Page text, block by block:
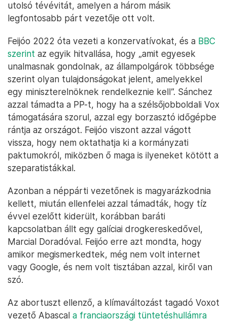
utolsó tévévitát, amelyen a három másik
legfontosabb párt vezetője ott volt.
Feijóo 2022 óta vezeti a konzervatívokat, és a BBC
szerint az egyik hitvallása, hogy „amit egyesek
unalmasnak gondolnak, az állampolgárok többsége
szerint olyan tulajdonságokat jelent, amelyekkel
egy miniszterelnöknek rendelkeznie kell”. Sánchez
azzal támadta a PP-t, hogy ha a szélsőjobboldali Vox
támogatására szorul, azzal egy borzasztó időgépbe
rántja az országot. Feijóo viszont azzal vágott
vissza, hogy nem oktathatja ki a kormányzati
paktumokról, miközben ő maga is ilyeneket kötött a
szeparatistákkal.
Azonban a néppárti vezetőnek is magyarázkodnia
kellett, miután ellenfelei azzal támadták, hogy tíz
évvel ezelőtt kiderült, korábban baráti
kapcsolatban állt egy galíciai drogkereskedővel,
Marcial Doradóval. Feijóo erre azt mondta, hogy
amikor megismerkedtek, még nem volt internet
vagy Google, és nem volt tisztában azzal, kiről van
szó.
Az abortuszt ellenző, a klímaváltozást tagadó Voxot
vezető Abascal a franciaországi tüntetéshullámra